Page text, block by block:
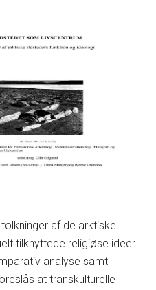
af de arktiske
tilknyttede religiøse ideer.
analyse samt
at transkulturelle